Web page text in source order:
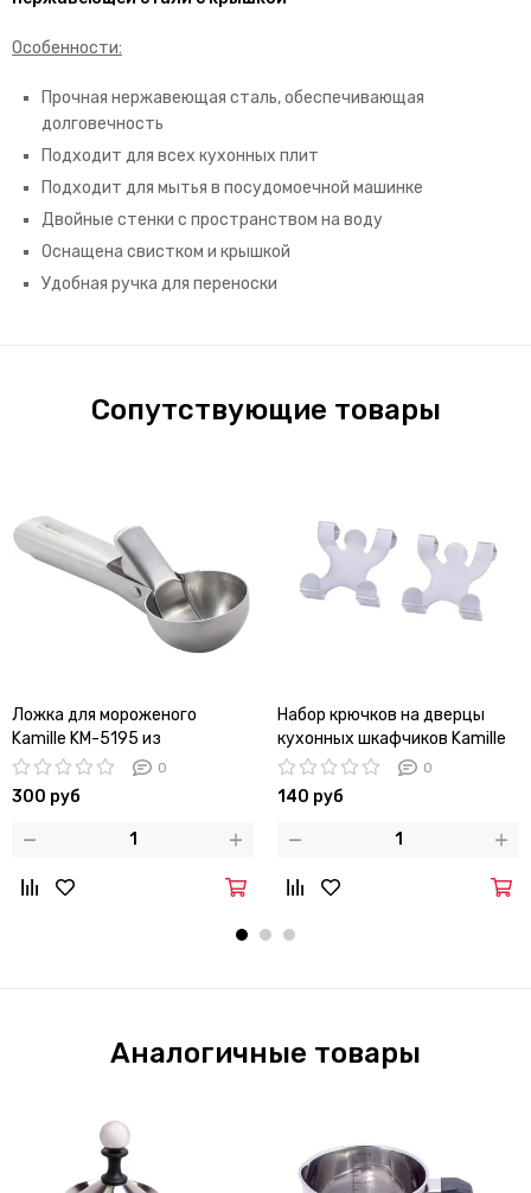
Особенности:
Прочная нержавеющая сталь, обеспечивающая
долговечность
Подходит для всех кухонных плит
Подходит для мытья в посудомоечной машинке
Двойные стенки с пространством на воду
Оснащена свистком и крышкой
Удобная ручка для переноски
Сопутствующие товары
Ложка для мороженого
Kamille KM-5195 из
нержавеющей стали с
выталкивателем
0
300 руб
Набор крючков на дверцы
кухонных шкафчиков Kamille
KM-8847 из нержавеющей
стали
0
140 руб
Аналогичные товары